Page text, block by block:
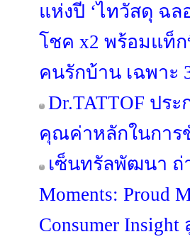
แห่งปี ‘ไทวัสดุ ฉ
โชค x2 พร้อมแท็
คนรักบ้าน เฉพาะ
Dr.TATTOF ปร
คุณค่าหลักในการ
เซ็นทรัลพัฒนา
Moments: Proud
Consumer